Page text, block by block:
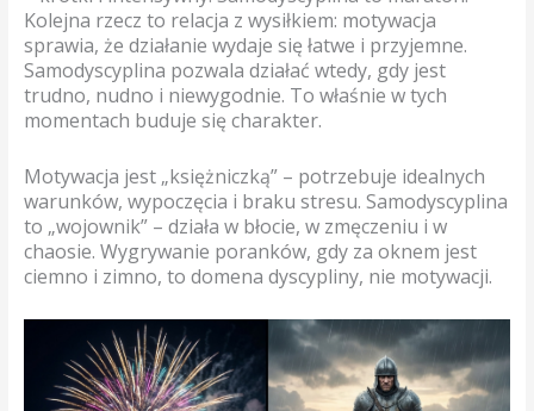
Kolejna rzecz to relacja z wysiłkiem: motywacja
sprawia, że działanie wydaje się łatwe i przyjemne.
Samodyscyplina pozwala działać wtedy, gdy jest
trudno, nudno i niewygodnie. To właśnie w tych
momentach buduje się charakter.
Motywacja jest „księżniczką” – potrzebuje idealnych
warunków, wypoczęcia i braku stresu. Samodyscyplina
to „wojownik” – działa w błocie, w zmęczeniu i w
chaosie. Wygrywanie poranków, gdy za oknem jest
ciemno i zimno, to domena dyscypliny, nie motywacji.